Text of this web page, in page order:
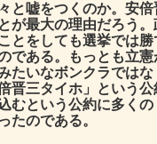
と嘘をつくのか。安
が最大の理由だろう
とをしても選挙では
である。もっとも立
たいなボンクラでは
晋三タイホ」という
むという公約に多く
たのである。